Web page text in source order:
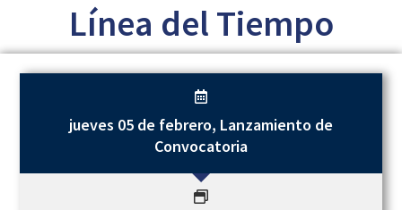
Línea del Tiempo
jueves 05 de febrero, Lanzamiento de
Convocatoria